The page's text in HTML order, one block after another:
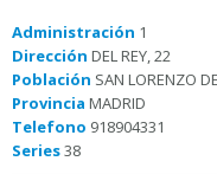
Administración 1
Dirección DEL REY, 22
Población SAN LORENZO
Provincia MADRID
Telefono 918904331
Series38